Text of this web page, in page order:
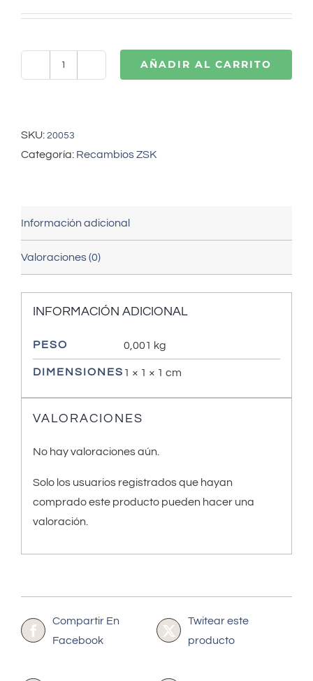
martillo
(271003559)
AÑADIR AL CARRITO
SKU: 20053
Categoría: Recambios ZSK
Información adicional
Valoraciones (0)
INFORMACIÓN ADICIONAL
PESO 0,001 kg
DIMENSIONES 1 × 1 × 1 cm
VALORACIONES
No hay valoraciones aún.
Solo los usuarios registrados que hayan
comprado este producto pueden hacer una
valoración.
Compartir En
Facebook
Twitear este
producto